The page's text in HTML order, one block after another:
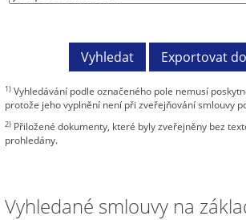
1) Vyhledávání podle označeného pole nemusí
protože jeho vyplnění není při zveřejňování smlouvy
2) Přiložené dokumenty, které byly zveřejněny bez
prohledány.
Vyhledané smlouvy na